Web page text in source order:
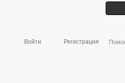
Войти Регистрация